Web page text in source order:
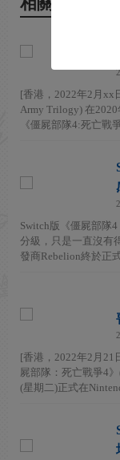
[香港，2022年2月xx
Army Trilogy) 在
《僵屍部隊4:死亡戰
Switch版《僵屍部隊
分級，只是一直沒有
發商Rebelion終於正
[香港，2022年2月21
屍部隊：死亡戰爭4
(星期二)正式在